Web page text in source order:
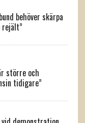
behöver skärpa
större och
tidigare”